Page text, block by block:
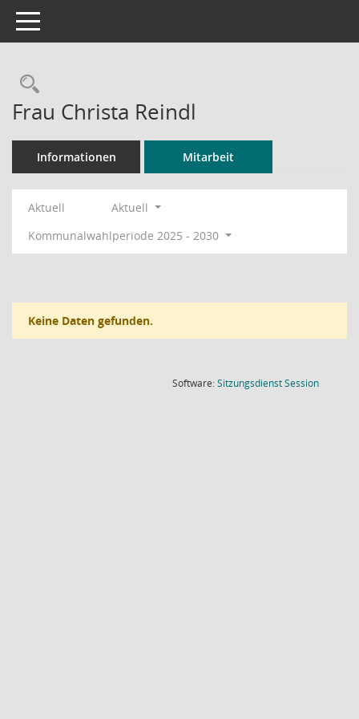
Toggle navigation
Rechercheauswahl
Frau Christa Reindl
Informationen Mitarbeit
Aktuell
Aktuell
Kommunalwahlperiode 2025 - 2030
Keine Daten gefunden.
Software:SitzungsdienstSession(Wird in